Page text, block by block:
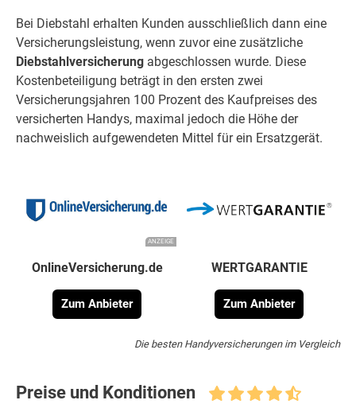
Bei Diebstahl erhalten Kunden ausschließlich dann eine
Versicherungsleistung, wenn zuvor eine zusätzliche
Diebstahlversicherung abgeschlossen wurde. Diese
Kostenbeteiligung beträgt in den ersten zwei
Versicherungsjahren 100 Prozent des Kaufpreises des
versicherten Handys, maximal jedoch die Höhe der
nachweislich aufgewendeten Mittel für ein Ersatzgerät.
ANZEIGE
OnlineVersicherung.de
Zum Anbieter
WERTGARANTIE
Zum Anbieter
Die besten Handyversicherungen im Vergleich
Preise und Konditionen